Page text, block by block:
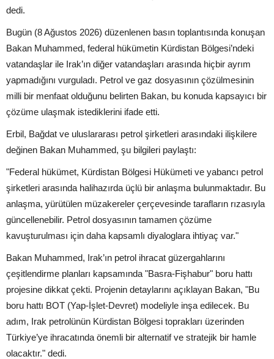
dedi.
Bugün (8 Ağustos 2026) düzenlenen basın toplantısında konuşan
Bakan Muhammed, federal hükümetin Kürdistan Bölgesi’ndeki
vatandaşlar ile Irak’ın diğer vatandaşları arasında hiçbir ayrım
yapmadığını vurguladı. Petrol ve gaz dosyasının çözülmesinin
milli bir menfaat olduğunu belirten Bakan, bu konuda kapsayıcı bir
çözüme ulaşmak istediklerini ifade etti.
Erbil, Bağdat ve uluslararası petrol şirketleri arasındaki ilişkilere
değinen Bakan Muhammed, şu bilgileri paylaştı:
"Federal hükümet, Kürdistan Bölgesi Hükümeti ve yabancı petrol
şirketleri arasında halihazırda üçlü bir anlaşma bulunmaktadır. Bu
anlaşma, yürütülen müzakereler çerçevesinde tarafların rızasıyla
güncellenebilir. Petrol dosyasının tamamen çözüme
kavuşturulması için daha kapsamlı diyaloglara ihtiyaç var."
Bakan Muhammed, Irak’ın petrol ihracat güzergahlarını
çeşitlendirme planları kapsamında "Basra-Fişhabur" boru hattı
projesine dikkat çekti. Projenin detaylarını açıklayan Bakan, "Bu
boru hattı BOT (Yap-İşlet-Devret) modeliyle inşa edilecek. Bu
adım, Irak petrolünün Kürdistan Bölgesi toprakları üzerinden
Türkiye’ye ihracatında önemli bir alternatif ve stratejik bir hamle
olacaktır." dedi.